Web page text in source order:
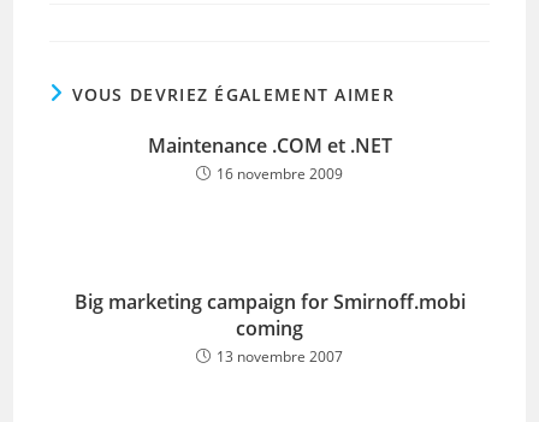
VOUS DEVRIEZ ÉGALEMENT AIMER
Maintenance .COM et .NET
16 novembre 2009
Big marketing campaign for Smirnoff.mobi
coming
13 novembre 2007